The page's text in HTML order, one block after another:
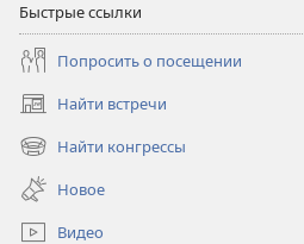
Быстрые ссылки
Попросить о посещении
Найти встречи
(открывается
в
новом
окне)
Найти конгрессы
(открывается
новом
окне)
Новое
Видео